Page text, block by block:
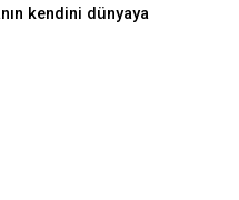
kendini dünyaya